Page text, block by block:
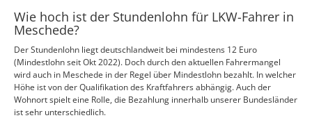
Wie hoch ist der Stundenlohn für LKW-Fahrer in
Meschede?
Der Stundenlohn liegt deutschlandweit bei mindestens 12 Euro
(Mindestlohn seit Okt 2022). Doch durch den aktuellen Fahrermangel
wird auch in Meschede in der Regel über Mindestlohn bezahlt. In welcher
Höhe ist von der Qualifikation des Kraftfahrers abhängig. Auch der
Wohnort spielt eine Rolle, die Bezahlung innerhalb unserer Bundesländer
ist sehr unterschiedlich.